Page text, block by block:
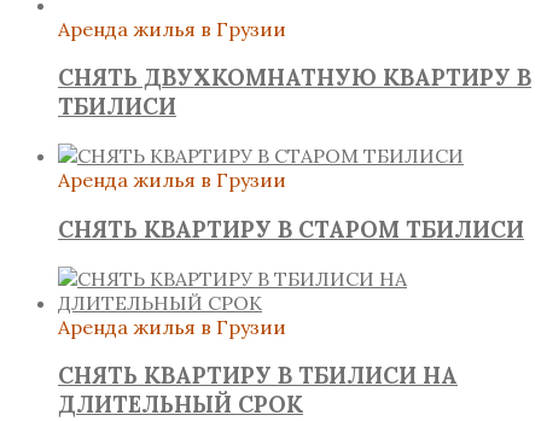
Аренда жилья в Грузии
СНЯТЬ ДВУХКОМНАТНУЮ КВАРТИРУ В
ТБИЛИСИ
Аренда жилья в Грузии
СНЯТЬ КВАРТИРУ В СТАРОМ ТБИЛИСИ
Аренда жилья в Грузии
СНЯТЬ КВАРТИРУ В ТБИЛИСИ НА
ДЛИТЕЛЬНЫЙ СРОК